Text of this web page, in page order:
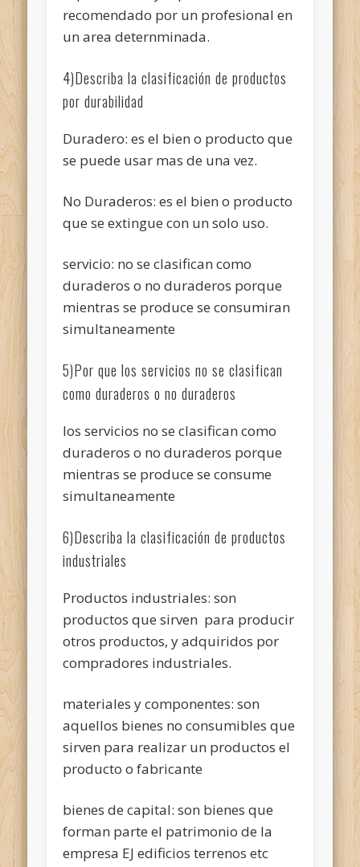
recomendado por un profesional en
un area deternminada.
4)Describa la clasificación de productos
por durabilidad
Duradero: es el bien o producto que
se puede usar mas de una vez.
No Duraderos: es el bien o producto
que se extingue con un solo uso.
servicio: no se clasifican como
duraderos o no duraderos porque
mientras se produce se consumiran
simultaneamente
5)Por que los servicios no se clasifican
como duraderos o no duraderos
los servicios no se clasifican como
duraderos o no duraderos porque
mientras se produce se consume
simultaneamente
6)Describa la clasificación de productos
industriales
Productos industriales: son
productos que sirven para producir
otros productos, y adquiridos por
compradores industriales.
materiales y componentes: son
aquellos bienes no consumibles que
sirven para realizar un productos el
producto o fabricante
bienes de capital: son bienes que
forman parte el patrimonio de la
empresa EJ edificios terrenos etc